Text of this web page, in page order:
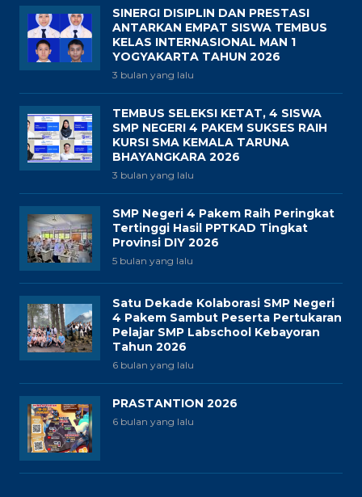
SINERGI DISIPLIN DAN PRESTASI
ANTARKAN EMPAT SISWA TEMBUS
KELAS INTERNASIONAL MAN 1
YOGYAKARTA TAHUN 2026
3 bulan yang lalu
TEMBUS SELEKSI KETAT, 4 SISWA
SMP NEGERI 4 PAKEM SUKSES RAIH
KURSI SMA KEMALA TARUNA
BHAYANGKARA 2026
3 bulan yang lalu
SMP Negeri 4 Pakem Raih Peringkat
Tertinggi Hasil PPTKAD Tingkat
Provinsi DIY 2026
5 bulan yang lalu
Satu Dekade Kolaborasi SMP Negeri
4 Pakem Sambut Peserta Pertukaran
Pelajar SMP Labschool Kebayoran
Tahun 2026
6 bulan yang lalu
PRASTANTION 2026
6 bulan yang lalu